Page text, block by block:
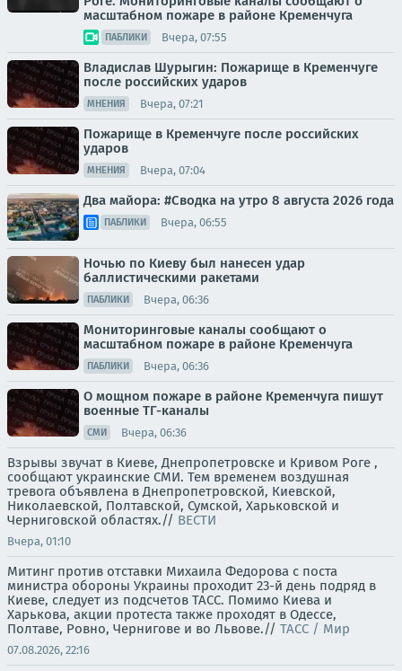
масштабном пожаре в районе Кременчуга
ПАБЛИКИ Вчера, 07:55
Владислав Шурыгин: Пожарище в Кременчуге
после российских ударов
МНЕНИЯ Вчера, 07:21
Пожарище в Кременчуге после российских
ударов
МНЕНИЯ Вчера, 07:04
Два майора: #Сводка на утро 8 августа 2026 года
ПАБЛИКИ Вчера, 06:55
Ночью по Киеву был нанесен удар
баллистическими ракетами
ПАБЛИКИ Вчера, 06:36
Мониторинговые каналы сообщают о
масштабном пожаре в районе Кременчуга
ПАБЛИКИ Вчера, 06:36
О мощном пожаре в районе Кременчуга пишут
военные ТГ-каналы
СМИ Вчера, 06:36
Взрывы звучат в Киеве, Днепропетровске и Кривом Роге ,
сообщают украинские СМИ. Тем временем воздушная
тревога объявлена в Днепропетровской, Киевской,
Николаевской, Полтавской, Сумской, Харьковской и
Черниговской областях.// ВЕСТИ
Вчера, 01:10
Митинг против отставки Михаила Федорова с поста
министра обороны Украины проходит 23-й день подряд в
Киеве, следует из подсчетов ТАСС. Помимо Киева и
Харькова, акции протеста также проходят в Одессе,
Полтаве, Ровно, Чернигове и во Львове.// ТАСС / Мир
07.08.2026, 22:16